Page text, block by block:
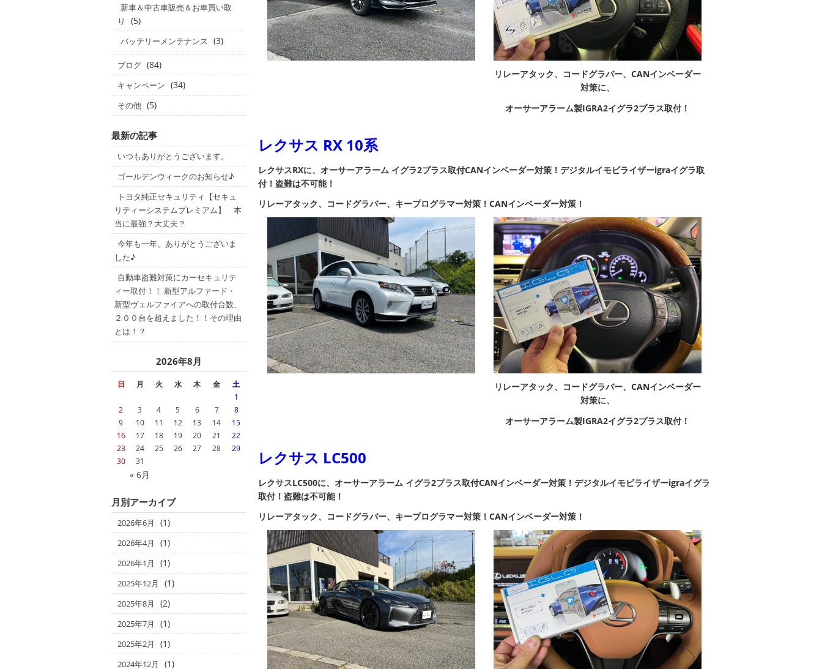
リレーアタック、コードグラバー、CANインベーダー
対策に、
オーサーアラーム製IGRA2イグラ2プラス取付！
レクサス RX 10系
レクサスRXに、オーサーアラーム イグラ2プラス取付CANインベーダー対策！ デジタルイモビライザーigraイグラ取
付！ 盗難は不可能！
リ レーアタック、コードグラバー、キープログラマー対策！ CANインベーダー対策！
リレーアタック、コードグラバー、CANインベーダー
対策に、
オーサーアラーム製IGRA2イグラ2プラス取付！
レクサス LC500
レクサスLC500に、オーサーアラーム イグラ2プラス取付CANインベーダー対策！ デジタルイモビライザーigraイグラ
取付！ 盗難は不可能！
リ レーアタック、コードグラバー、キープログラマー対策！ CANインベーダー対策！
新車＆中古車販売＆お車買い取
り
(5)
バッテリーメンテナンス (3)
ブログ (84)
キャンペーン (34)
その他 (5)
最新の記事
いつもありがとうございます。
ゴールデンウィークのお知らせ♪
トヨタ純正セキュリティ【セキュ
リティーシステムプレミアム】 本
当に最強？大丈夫？
今年も一年、ありがとうございま
した♪
自動車盗難対策にカーセキュリテ
ィー取付！！ 新型アルファード・
新型ヴェルファイアへの取付台数、
２００台を超えました！！その理由
とは！？
2026年8月
日 月 火 水 木 金 土
« 6月
1
2
3 4 5 6 7
8
9
10 11 12 13 14
15
16
17 18 19 20 21
22
23
24 25 26 27 28
29
30
31
月別アーカイブ
2026年6月 (1)
2026年4月 (1)
2026年1月 (1)
2025年12月 (1)
2025年8月 (2)
2025年7月 (1)
2025年2月 (1)
2024年12月 (1)